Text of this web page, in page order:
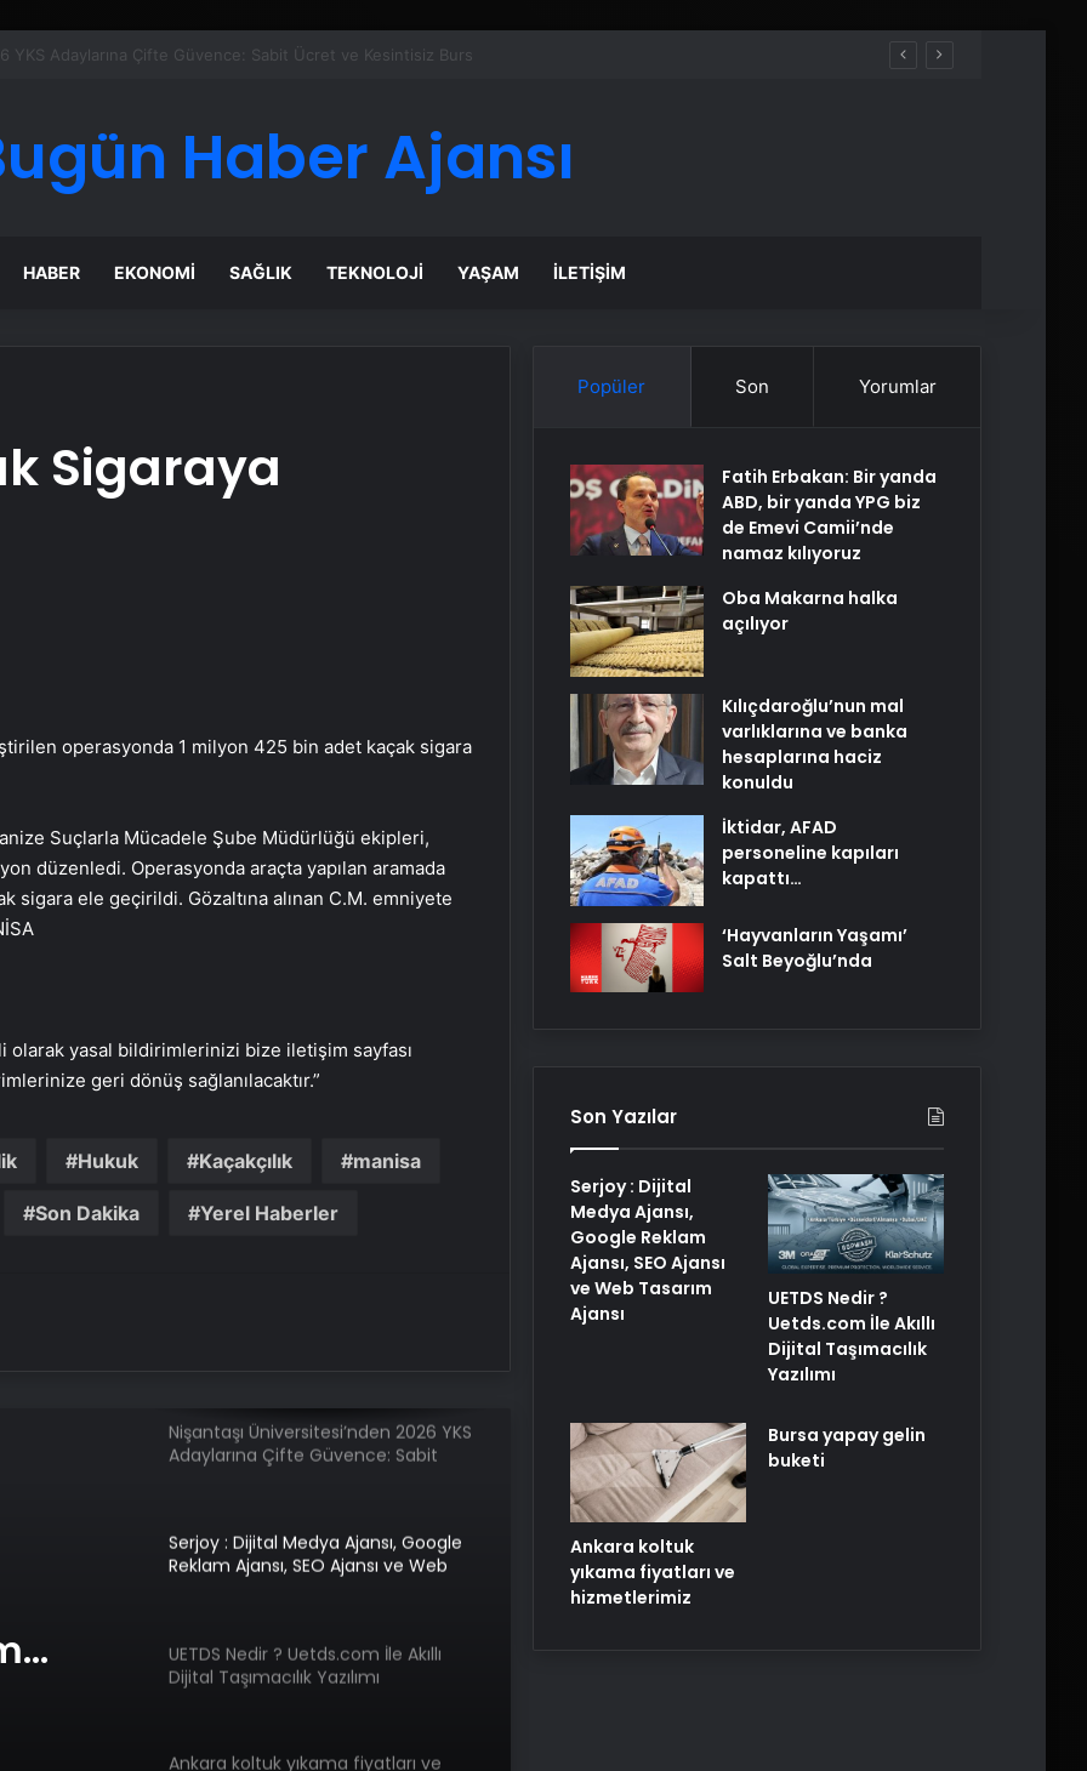
Reklam Ajansı, SEO Ajansı ve Web Tasarım Ajansı
Haber Ajansı
HABER EKONOMI SAĞLIK TEKNOLOJI YAŞAM İLETIŞIM
Sigaraya
operasyonda 1 milyon 425 bin adet kaçak sigara
Suçlarla Mücadele Şube Müdürlüğü ekipleri,
düzenledi. Operasyonda araçta yapılan aramada
ele geçirildi. Gözaltına alınan C.M. emniyete
olarak yasal bildirimlerinizi bize iletişim sayfası
geri dönüş sağlanılacaktır.”
Hukuk Kaçakçılık manisa
Son Dakika Yerel Haberler
Bigo Elmas Bayi – Güvenli, Hızlı ve
Hizmetleri
MEB: Öğretmenlerin şehir içi yer
Nişantaşı Üniversitesi’nden 2026 YKS
Adaylarına Çifte Güvence: Sabit
Serjoy : Dijital Medya Ajansı, Google
Reklam Ajansı, SEO Ajansı ve Web
UETDS Nedir ? Uetds.com İle Akıllı
Dijital Taşımacılık Yazılımı
Ankara koltuk yıkama fiyatları ve
Popüler Son Yorumlar
Fatih Erbakan: Bir yanda
ABD, bir yanda YPG biz
de Emevi Camii’nde
namaz kılıyoruz
Oba Makarna halka
açılıyor
Kılıçdaroğlu’nun mal
varlıklarına ve banka
hesaplarına haciz
konuldu
İktidar, AFAD
personeline kapıları
kapattı…
‘Hayvanların Yaşamı’
Salt Beyoğlu’nda
Son Yazılar
Serjoy : Dijital
Medya Ajansı,
Google Reklam
Ajansı, SEO Ajansı
ve Web Tasarım
Ajansı
UETDS Nedir ?
Uetds.com İle Akıllı
Dijital Taşımacılık
Yazılımı
Ankara koltuk
yıkama fiyatları ve
hizmetlerimiz
Bursa yapay gelin
buketi